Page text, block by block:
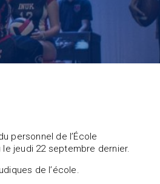
personnel de l’École
jeudi 22 septembre dernier.
de l’école.